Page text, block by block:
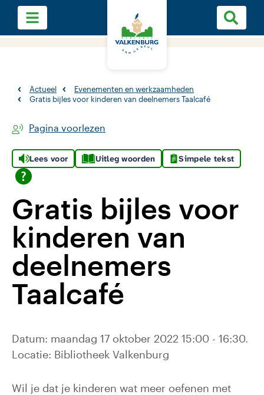
Actueel
Evenementen en werkzaamheden
Gratis bijles voor kinderen van deelnemers Taalcafé
Pagina voorlezen
Lees voor Uitleg woorden Simpele tekst
Gratis bijles voor
kinderen van
deelnemers
Taalcafé
Datum: maandag 17 oktober 2022 15:00 - 16:30.
Locatie: Bibliotheek Valkenburg
Wil je dat je kinderen wat meer oefenen met